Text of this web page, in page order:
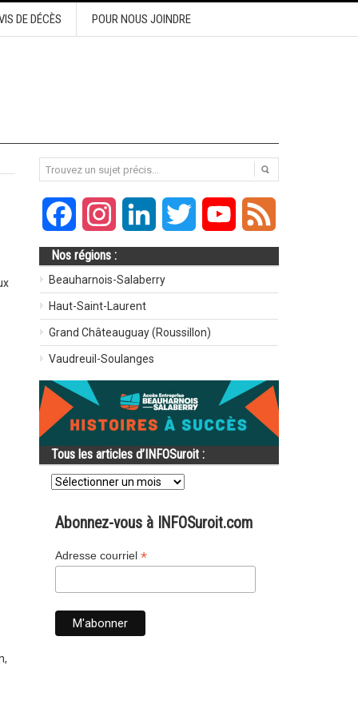
DE DÉCÈS POUR NOUS JOINDRE
FacebookInstagramLinkedIn Twitter YouTube
Nos régions :
Beauharnois-Salaberry
Haut-Saint-Laurent
Grand Châteauguay (Roussillon)
Vaudreuil-Soulanges
Tous les articles d’INFOSuroit :
Tous
les
d’INFOSuroit
Abonnez-vous à INFOSuroit.com
Adresse courriel *